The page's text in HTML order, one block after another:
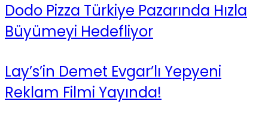
Dodo Pizza Türkiye Pazarında Hızla
Büyümeyi Hedefliyor
Lay’s’in Demet Evgar’lı Yepyeni
Reklam Filmi Yayında!